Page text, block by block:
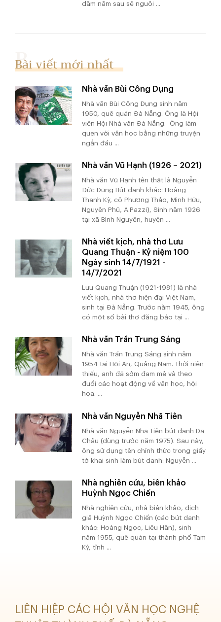
dăm năm sau sẽ nguôi ...
Bài viết mới nhất
Nhà văn Bùi Công Dụng
Nhà văn Bùi Công Dụng sinh năm
1950, quê quán Đà Nẵng. Ông là Hội
viên Hội Nhà văn Đà Nẵng. Ông làm
quen với văn học bằng những truyện
ngắn đầu ...
Nhà văn Vũ Hạnh (1926 – 2021)
Nhà văn Vũ Hạnh tên thật là Nguyễn
Đức Dũng Bút danh khác: Hoàng
Thanh Kỳ, cô Phương Thảo, Minh Hữu,
Nguyên Phủ, A.Pazzi), Sinh năm 1926
tại xã Bình Nguyên, huyện ...
Nhà viết kịch, nhà thơ Lưu
Quang Thuận - Kỷ niệm 100
Ngày sinh 14/7/1921 -
14/7/2021
Lưu Quang Thuận (1921-1981) là nhà
viết kịch, nhà thơ hiện đại Việt Nam,
sinh tại Đà Nẵng. Trước năm 1945, ông
có một số bài thơ đăng báo tại ...
Nhà văn Trần Trung Sáng
Nhà văn Trần Trung Sáng sinh năm
1954 tại Hội An, Quảng Nam. Thời niên
thiếu, anh đã sớm đam mê và theo
đuổi các hoạt động về văn học, hội
họa. ...
Nhà văn Nguyễn Nhã Tiên
Nhà văn Nguyễn Nhã Tiên bút danh Dã
Châu (dùng trước năm 1975). Sau này,
ông sử dụng tên chính thức trong giấy
tờ khai sinh làm bút danh: Nguyễn ...
Nhà nghiên cứu, biên khảo
Huỳnh Ngọc Chiến
Nhà nghiên cứu, nhà biên khảo, dịch
giả Huỳnh Ngọc Chiến (các bút danh
khác: Hoàng Ngọc, Liêu Hân), sinh
năm 1955, quê quán tại thành phố Tam
Kỳ, tỉnh ...
LIÊN HIỆP CÁC HỘI VĂN HỌC NGHỆ